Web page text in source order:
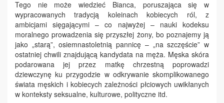
Tego nie może wiedzieć Bianca, poruszająca się w
wypracowanych tradycją koleinach kobiecych ról, z
ambicjami sięgającymi – co najwyżej – nauki kodeksu
moralnego prowadzenia się przyszłej żony, bo poznajemy ją
jako „starą”, osiemnastoletnią pannicę – „na szczęście” w
ostatniej chwili znajdującą kandydata na męża. Męska skóra
podarowana jej przez matkę chrzestną poprowadzi
dziewczynę ku przygodzie w odkrywanie skomplikowanego
świata męskich i kobiecych zależności płciowych uwikłanych
w konteksty seksualne, kulturowe, polityczne itd.